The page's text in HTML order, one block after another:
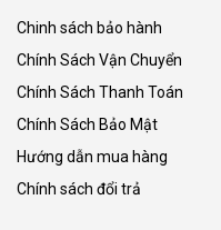
Chinh sách bảo hành
Chính Sách Vận Chuyển
Chính Sách Thanh Toán
Chính Sách Bảo Mật
Hướng dẫn mua hàng
Chính sách đổi trả